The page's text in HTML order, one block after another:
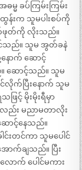
မ္မ ခပ်ကြမ်းကြမ်း
းက သူမပါးစပ်ကို
က်ဖုတ်ကို လိုးသည်။
င်သည်။ သူမ အွတ်ခနဲ
ာက် ဆောင့်
ဆောင့်သည်။ သူမ
က်ပြီးနောက် သူမ
င့် မိုးမိုးရီမှာ
ည်း မညာမတာလိုး
ာင့်နေသည်။
းတင်ကာ သူမပေါင်
က်ချသည်။ ပြီး
ာက် ပေါင်မကား